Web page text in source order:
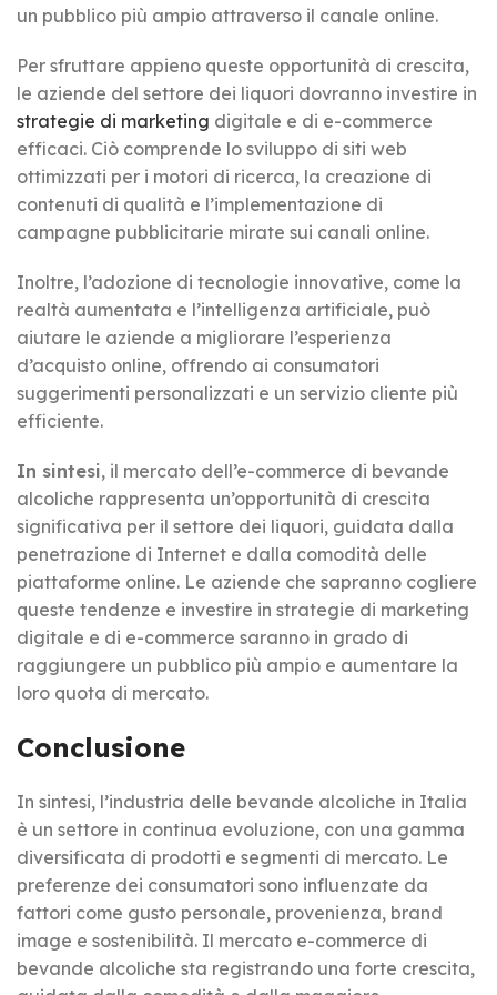
un pubblico più ampio attraverso il canale online.
Per sfruttare appieno queste opportunità di crescita,
le aziende del settore dei liquori dovranno investire in
strategie di marketing digitale e di e-commerce
efficaci. Ciò comprende lo sviluppo di siti web
ottimizzati per i motori di ricerca, la creazione di
contenuti di qualità e l’implementazione di
campagne pubblicitarie mirate sui canali online.
Inoltre, l’adozione di tecnologie innovative, come la
realtà aumentata e l’intelligenza artificiale, può
aiutare le aziende a migliorare l’esperienza
d’acquisto online, offrendo ai consumatori
suggerimenti personalizzati e un servizio cliente più
efficiente.
In sintesi, il mercato dell’e-commerce di bevande
alcoliche rappresenta un’opportunità di crescita
significativa per il settore dei liquori, guidata dalla
penetrazione di Internet e dalla comodità delle
piattaforme online. Le aziende che sapranno cogliere
queste tendenze e investire in strategie di marketing
digitale e di e-commerce saranno in grado di
raggiungere un pubblico più ampio e aumentare la
loro quota di mercato.
Conclusione
In sintesi, l’industria delle bevande alcoliche in Italia
è un settore in continua evoluzione, con una gamma
diversificata di prodotti e segmenti di mercato. Le
preferenze dei consumatori sono influenzate da
fattori come gusto personale, provenienza, brand
image e sostenibilità. Il mercato e-commerce di
bevande alcoliche sta registrando una forte crescita,